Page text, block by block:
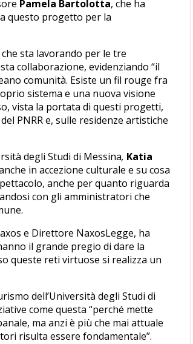
Pamela Bartolotta, che ha
questo progetto per la
sta lavorando per le tre
collaborazione, evidenziando “il
comunità. Esiste un fil rouge fra
sistema e una nuova visione
vista la portata di questi progetti,
PNRR e, sulle residenze artistiche
degli Studi di Messina, Katia
in accezione culturale e su cosa
anche per quanto riguarda
con gli amministratori che
e Direttore NaxosLegge, ha
il grande pregio di dare la
queste reti virtuose si realizza un
dell’Università degli Studi di
come questa “perché mette
ma anzi è più che mai attuale
risulta essere fondamentale”.